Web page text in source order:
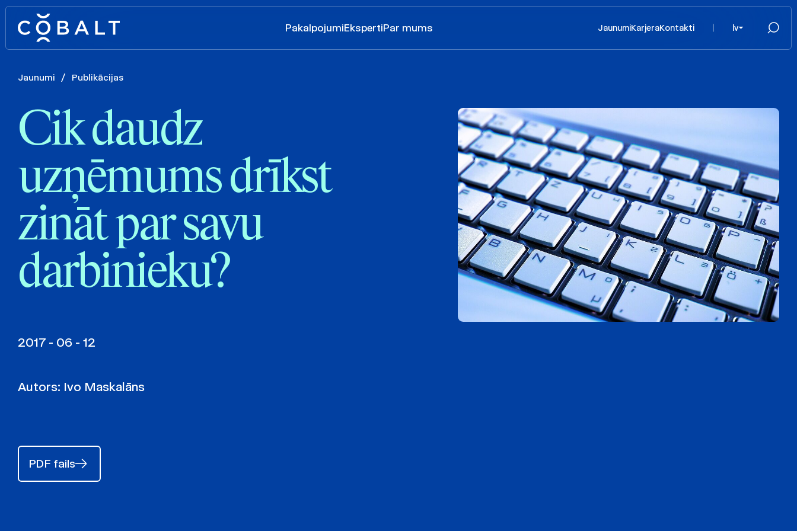
PakalpojumiEkspertiPar mums JaunumiKarjeraKontakti lv
Jaunumi / Publikācijas
Cik daudz
uzņēmums drīkst
zināt par savu
darbinieku?
2017 - 06 - 12
Autors: Ivo Maskalāns
PDF fails